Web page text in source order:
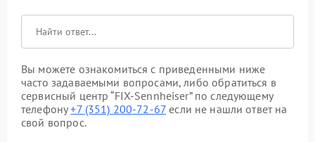
Вы можете ознакомиться с приведенными ниже
часто задаваемыми вопросами, либо обратиться в
сервисный центр “FIX-Sennheiser” по следующему
телефону+7 (351) 200-72-67 если не нашли ответ на
свой вопрос.